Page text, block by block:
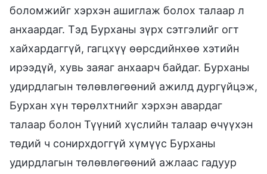
боломжийг хэрхэн ашиглаж болох талаар л
анхаардаг. Тэд Бурханы зүрх сэтгэлийг огт
хайхардаггүй, гагцхүү өөрсдийнхөө хэтийн
ирээдүй, хувь заяаг анхаарч байдаг. Бурханы
удирдлагын төлөвлөгөөний ажилд дургүйцэж,
Бурхан хүн төрөлхтнийг хэрхэн авардаг
талаар болон Түүний хүслийн талаар өчүүхэн
төдий ч сонирхдоггүй хүмүүс Бурханы
удирдлагын төлөвлөгөөний ажлаас гадуур